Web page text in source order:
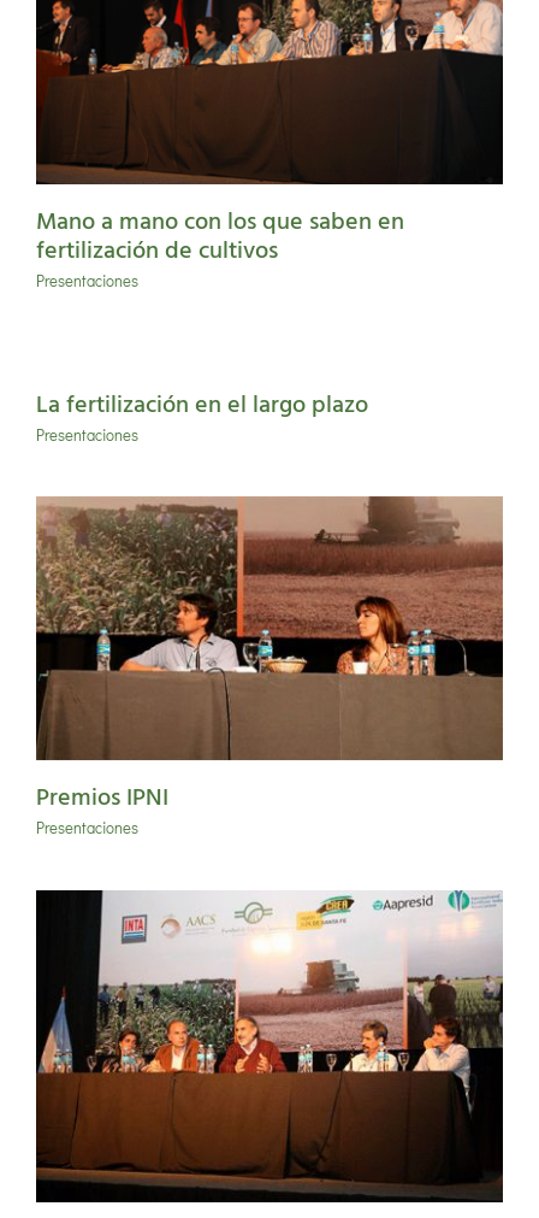
Mano a mano con los que saben en
fertilización de cultivos
Presentaciones
La fertilización en el largo plazo
Presentaciones
Premios IPNI
Presentaciones